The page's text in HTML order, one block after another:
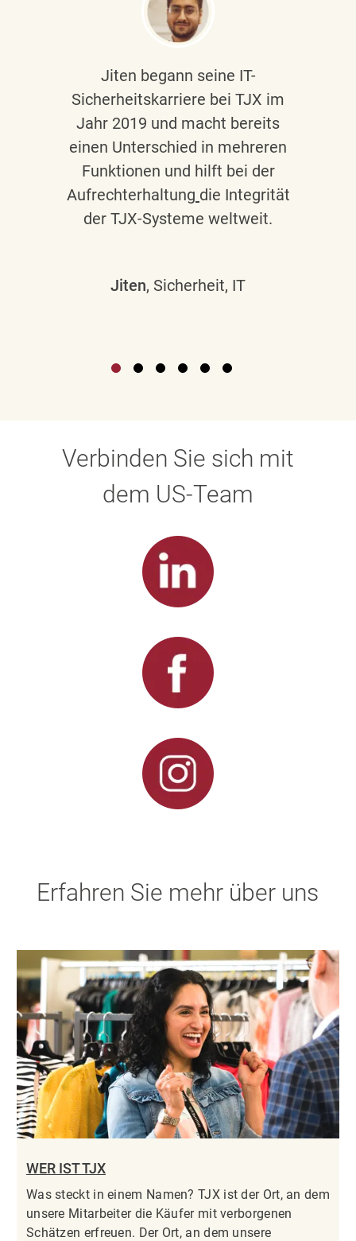
Jiten begann seine IT-
Sicherheitskarriere bei TJX im
Jahr 2019 und macht bereits
einen Unterschied in mehreren
Funktionen und hilft bei der
Aufrechterhaltung die Integrität
der TJX-Systeme weltweit.
Jiten, Sicherheit, IT
Verbinden Sie sich mit
dem US-Team
Erfahren Sie mehr über uns
WER IST TJX
Was steckt in einem Namen? TJX ist der Ort, an dem
unsere Mitarbeiter die Käufer mit verborgenen
Schätzen erfreuen. Der Ort, an dem unsere